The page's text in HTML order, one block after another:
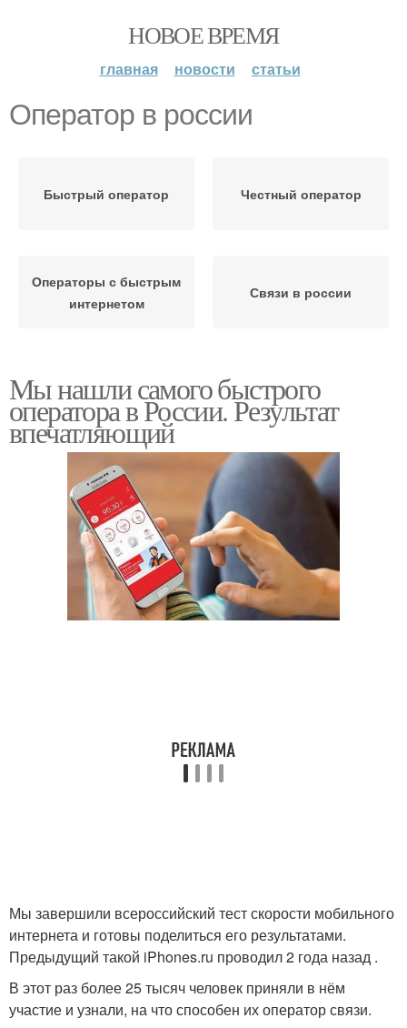
НОВОЕ ВРЕМЯ
главная новости статьи
Оператор в россии
Быстрый оператор Честный оператор
Операторы с быстрым
интернетом
Связи в россии
Мы нашли самого быстрого
оператора в России. Результат
впечатляющий
Мы завершили всероссийский тест скорости мобильного
интернета и готовы поделиться его результатами.
Предыдущий такой iPhones.ru проводил 2 года назад .
В этот раз более 25 тысяч человек приняли в нём
участие и узнали, на что способен их оператор связи.